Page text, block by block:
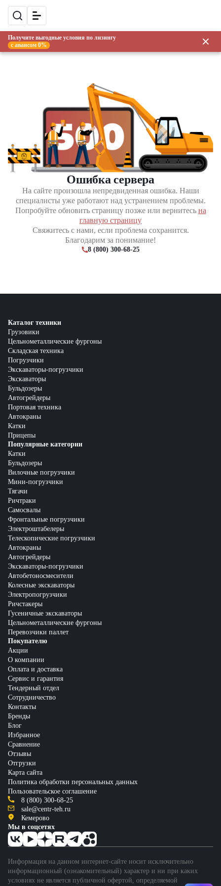
Получите выгодные условия по лизингу
с авансом 0%
Ошибка сервера
На сайте произошла непредвиденная ошибка. Наши
специалисты уже работают над устранением проблемы.
Попробуйте обновить страницу позже или вернитесь на
главную страницу
Свяжитесь с нами, если проблема сохранится.
Благодарим за понимание!
8 (800) 300-68-25
Каталог техники
Грузовики
Цельнометаллические фургоны
Складская техника
Погрузчики
Экскаваторы-погрузчики
Экскаваторы
Бульдозеры
Автогрейдеры
Портовая техника
Автокраны
Катки
Прицепы
Популярные категории
Катки
Бульдозеры
Вилочные погрузчики
Мини-погрузчики
Тягачи
Ричтраки
Самосвалы
Фронтальные погрузчики
Электроштабелеры
Телескопические погрузчики
Автокраны
Автогрейдеры
Экскаваторы-погрузчики
Автобетоносмесители
Колесные экскаваторы
Электропогрузчики
Ричстакеры
Гусеничные экскаваторы
Цельнометаллические фургоны
Перевозчики паллет
Покупателю
Акции
О компании
Оплата и доставка
Сервис и гарантия
Тендерный отдел
Сотрудничество
Контакты
Бренды
Блог
Избранное
Сравнение
Отзывы
Отгрузки
Карта сайта
Политика обработки персональных данных
Пользовательское соглашение
8 (800) 300-68-25
sale@centr-teh.ru
Кемерово
Мы в соцсетях
Информация на данном интернет-сайте носит исключительно
информационный (ознакомительный) характер и ни при каких
условиях не является публичной офертой, определяемой